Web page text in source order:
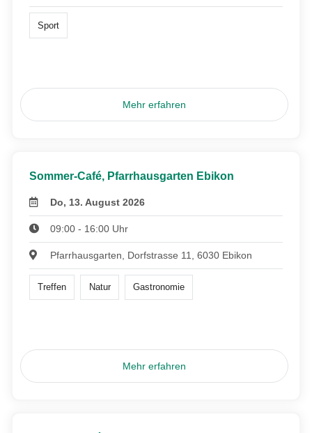
Sport
Mehr erfahren
Sommer-Café, Pfarrhausgarten Ebikon
Do, 13. August 2026
09:00 - 16:00 Uhr
Pfarrhausgarten, Dorfstrasse 11, 6030 Ebikon
Treffen Natur Gastronomie
Mehr erfahren